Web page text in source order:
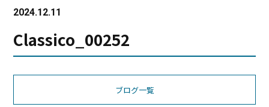
2024.12.11
Classico_00252
ブログ一覧